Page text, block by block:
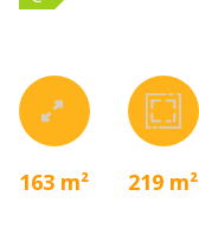
163 m² 219 m²